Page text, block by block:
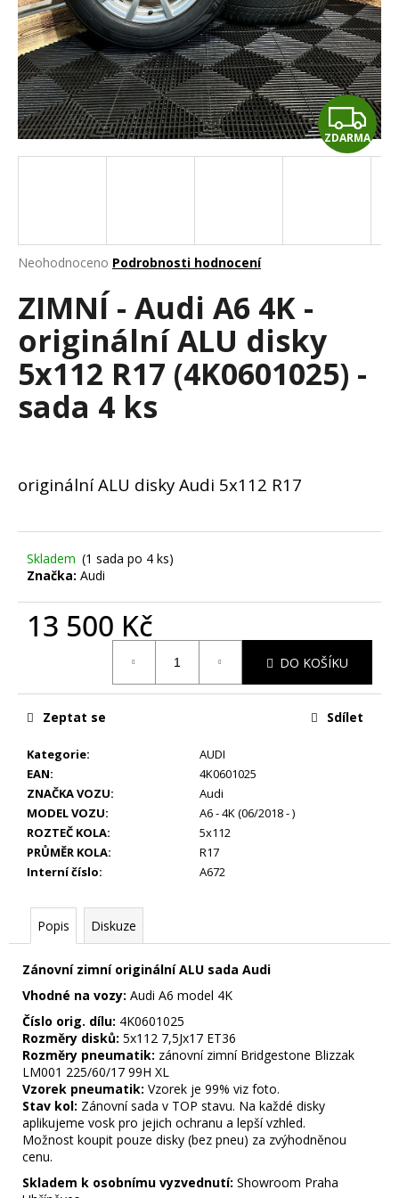
Průměrné
produktu
je
z
5
hvězdiček.
Neohodnoceno Podrobnosti hodnocení
ZIMNÍ - Audi A6 4K -
originální ALU disky
5x112 R17 (4K0601025) -
sada 4 ks
originální ALU disky Audi 5x112 R17
Skladem (1 sada po 4 ks)
Značka: Audi
13 500 Kč
DO KOŠÍKU
Kategorie:
AUDI
EAN:
4K0601025
ZNAČKA VOZU:
Audi
MODEL VOZU:
A6 - 4K (06/2018 - )
ROZTEČ KOLA:
5x112
PRŮMĚR KOLA:
R17
Interní číslo: A672
Zeptat se Sdílet
Z
D
ZDARMA
Popis Diskuze
Zánovní zimní originální ALU sada Audi
Vhodné na vozy: Audi A6 model 4K
Číslo orig. dílu: 4K0601025
Rozměry disků: 5x112 7,5Jx17 ET36
Rozměry pneumatik: zánovní zimní Bridgestone Blizzak
LM001 225/60/17 99H XL
Vzorek pneumatik: Vzorek je 99% viz foto.
Stav kol: Zánovní sada v TOP stavu. Na každé disky
aplikujeme vosk pro jejich ochranu a lepší vzhled.
Možnost koupit pouze disky (bez pneu) za zvýhodněnou
cenu.
Skladem k osobnímu vyzvednutí: Showroom Praha
a
j
í
t
?
o
p
o
r
u
č
u
m
ZIMNÍ
BMW
5
G30,
G31
AEZ
R19
SADA
KS
29
990
Kč